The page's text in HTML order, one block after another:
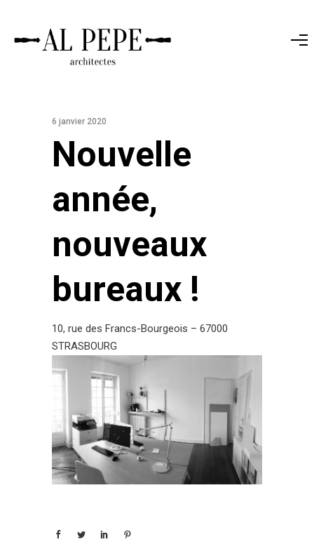
6 janvier 2020
Nouvelle
année,
nouveaux
bureaux !
10, rue des Francs-Bourgeois – 67000
STRASBOURG